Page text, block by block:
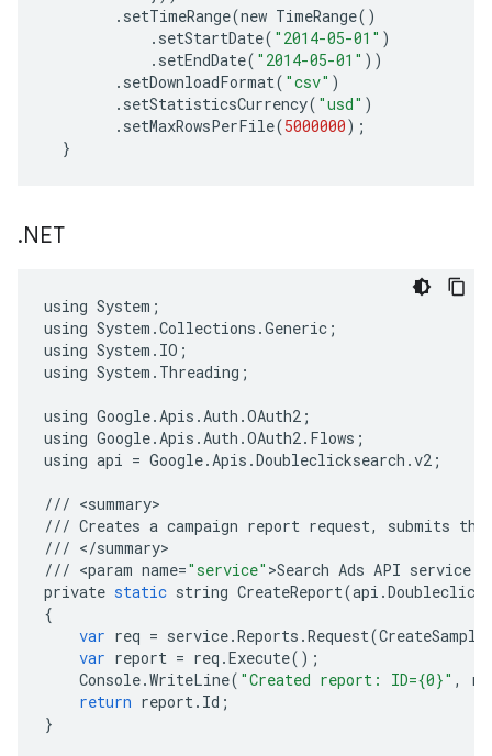
. setTimeRange(new TimeRange()
. setStartDate( "2014-05-01" )
. setEndDate( "2014-05-01" ))
. setDownloadFormat( "csv" )
. setStatisticsCurrency( "usd" )
. setMaxRowsPerFile(5000000);
}
.NET
using System ;
using System .Collections .Generic ;
using System . IO ;
using System . Threading ;
using Google.Apis .Auth .OAuth2 ;
using Google.Apis .Auth .OAuth2. Flows ;
using api = Google.Apis .Doubleclicksearch .v2 ;
/// <summary
/// Creates a campaign report request, submits the
/// </summary
/// <param name="service" >Search Ads API service
private static string CreateReport(api .
{
var req = service.Reports .Request(
var report = req .Execute();
Console.WriteLine( "Created report: ID={0}" ,
return report. Id ;
}